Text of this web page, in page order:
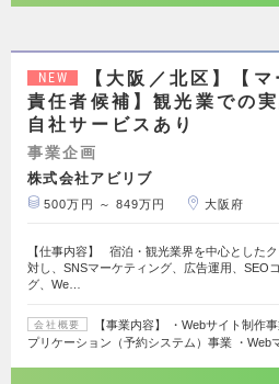
NEW
【大阪／北区】【
責任者候補】観光業での
自社サービスあり
事業企画
株式会社アビリブ
500万円 ～ 849万円 大阪府
【仕事内容】 宿泊・観光業界を中心とした
対し、SNSマーケティング、広告運用、SEO
グ、We…
会社概要
【事業内容】 ・Webサイト制作
プリケーション（予約システム）事業 ・Web